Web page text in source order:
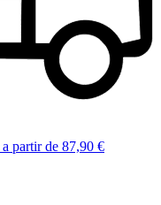
a partir de 87,90 €